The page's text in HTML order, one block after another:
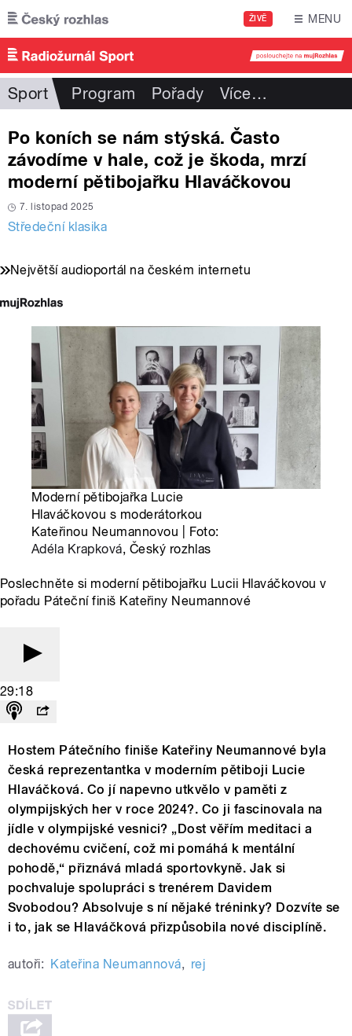
Přejít k hlavnímu obsahu
ŽIVĚ MENU
Sport Program Pořady Více…
Po koních se nám stýská. Často
závodíme v hale, což je škoda, mrzí
moderní pětibojařku Hlaváčkovou
7. listopad 2025
Středeční klasika
Největší audioportál na českém internetu
Moderní pětibojařka Lucie
Hlaváčkovou s moderátorkou
Kateřinou Neumannovou | Foto:
Adéla Krapková, Český rozhlas
Poslechněte si moderní pětibojařku Lucii Hlaváčkovou v
pořadu Páteční finiš Kateřiny Neumannové
29:18
Hostem Pátečního finiše Kateřiny Neumannové byla
česká reprezentantka v moderním pětiboji Lucie
Hlaváčková. Co jí napevno utkvělo v paměti z
olympijských her v roce 2024?. Co ji fascinovala na
jídle v olympijské vesnici? „Dost věřím meditaci a
dechovému cvičení, což mi pomáhá k mentální
pohodě,“ přiznává mladá sportovkyně. Jak si
pochvaluje spolupráci s trenérem Davidem
Svobodou? Absolvuje s ní nějaké tréninky? Dozvíte se
i to, jak se Hlaváčková přizpůsobila nové disciplíně.
autoři: Kateřina Neumannová, rej